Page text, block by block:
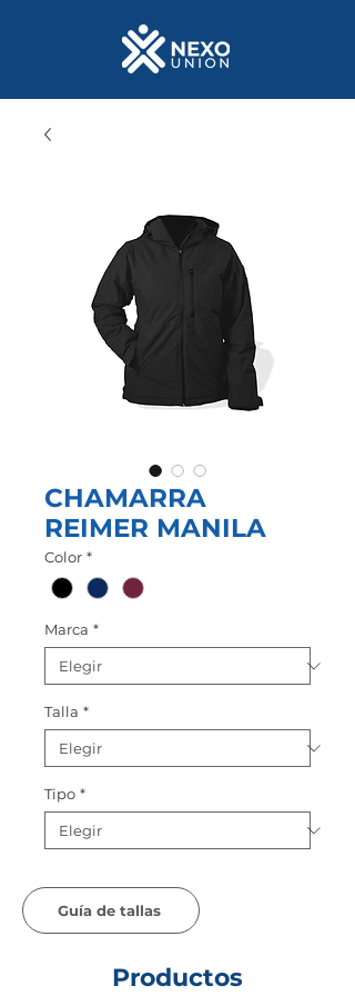
CHAMARRA
REIMER MANILA
Color *
Marca *
Talla *
Tipo *
Guía de tallas
Productos